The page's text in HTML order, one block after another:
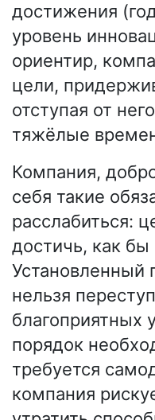
достижения
уровень
ориентир,
цели,
отступая от
тяжёлые
Компания,
себя такие
расслабиться:
достичь, как
Установленный
нельзя
благоприятных
порядок
требуется
компания